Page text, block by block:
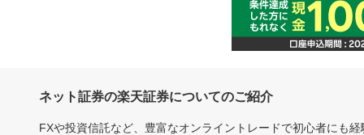
ネット証券の楽天証券についてのご紹介
FXや投資信託など、豊富なオンライントレードで初心者にも